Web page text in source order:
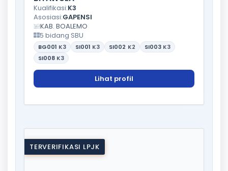
Kualifikasi:K3
Asosiasi:GAPENSI
KAB. BOALEMO
5 bidang SBU
BG001 K3 SI001 K3 SI002 K2 SI003 K3
SI008 K3
Lihat profil
TERVERIFIKASI LPJK